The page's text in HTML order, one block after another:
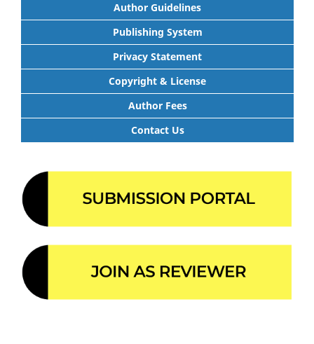
Author Guidelines
Publishing System
Privacy Statement
Copyright & License
Author Fees
Contact Us